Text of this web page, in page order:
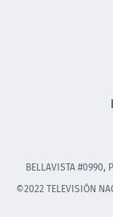
BELLAVISTA #0990,
©2022 TELEVISIÓN